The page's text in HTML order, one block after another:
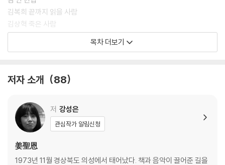
김복희 끝까지 읽을 사람
김상혁 죽은 사람
김선재 어느 푸른 저녁
김중일 오늘 푸른 저녁
김 현 뽕
남지은 커터
문보영 케이크의 색깔
민 구 도로시
박상수 안개 숲
목차 더보기
저자 소개 88
저 강성은
관심작가 알림신청
姜聖恩
1973년 11월 경상북도 의성에서 태어났다. 책과 음악이 끌어준 길을